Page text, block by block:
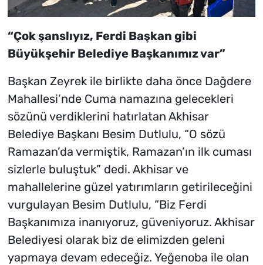
“Çok şanslıyız, Ferdi Başkan gibi
Büyükşehir Belediye Başkanımız var”
Başkan Zeyrek ile birlikte daha önce Dağdere
Mahallesi’nde Cuma namazına gelecekleri
sözünü verdiklerini hatırlatan Akhisar
Belediye Başkanı Besim Dutlulu, “O sözü
Ramazan’da vermiştik, Ramazan’ın ilk cuması
sizlerle buluştuk” dedi. Akhisar ve
mahallelerine güzel yatırımların getirileceğini
vurgulayan Besim Dutlulu, “Biz Ferdi
Başkanımıza inanıyoruz, güveniyoruz. Akhisar
Belediyesi olarak biz de elimizden geleni
yapmaya devam edeceğiz. Yeğenoba ile olan